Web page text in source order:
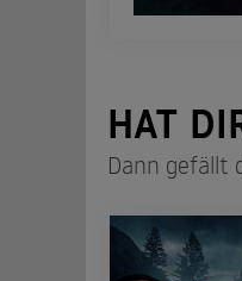
HAT
Dann gefällt